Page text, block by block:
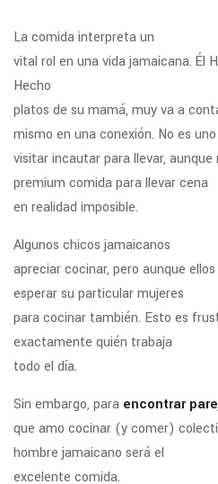
La comida interpreta un
vital rol en una vida jamaicana. Él
Hecho
platos de su mamá, muy va a
mismo en una conexión. No es uno
visitar incautar para llevar,
premium comida para llevar cena
en realidad imposible.
Algunos chicos jamaicanos
apreciar cocinar, pero aunque
esperar su particular mujeres
para cocinar también. Esto es
exactamente quién trabaja
todo el día.
Sin embargo, para encontrar
que amo cocinar (y comer)
hombre jamaicano será el
excelente comida.